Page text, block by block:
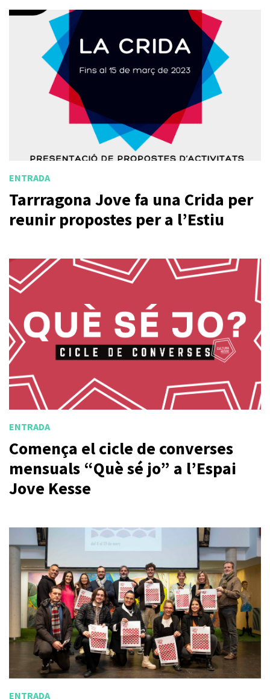
ENTRADA
Tarrragona Jove fa una Crida per
reunir propostes per a l’Estiu
ENTRADA
Comença el cicle de converses
mensuals “Què sé jo” a l’Espai
Jove Kesse
ENTRADA